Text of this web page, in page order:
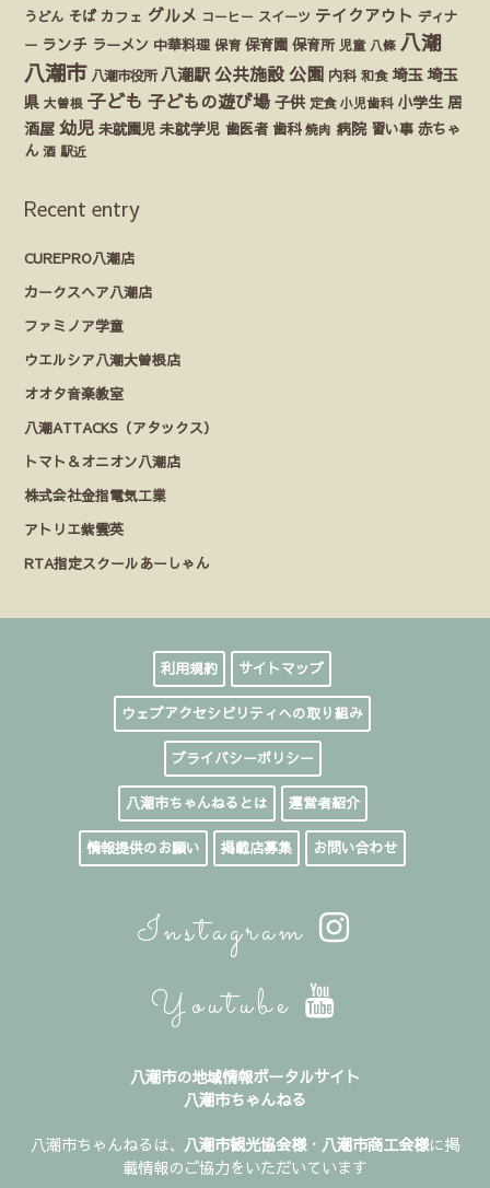
うどん そば カフェ グルメ コーヒー スイーツ テイクアウト ディナ
ー ランチ ラーメン 中華料理 保育 保育園 保育所 児童 八條 八潮
八潮市 八潮市役所 八潮駅 公共施設 公園 内科 和食 埼玉 埼玉
県 大曽根 子ども 子どもの遊び場 子供 定食 小児歯科 小学生 居
酒屋 幼児 未就園児 未就学児 歯医者 歯科 焼肉 病院 習い事 赤ちゃ
ん 酒 駅近
Recent entry
CUREPRO八潮店
カークスヘア八潮店
ファミノア学童
ウエルシア八潮大曽根店
オオタ音楽教室
八潮ATTACKS（アタックス）
トマト＆オニオン八潮店
株式会社金指電気工業
アトリエ紫雲英
RTA指定スクールあーしゃん
利用規約 サイトマップ
ウェブアクセシビリティへの取り組み
プライバシーポリシー
八潮市ちゃんねるとは 運営者紹介
情報提供のお願い 掲載店募集 お問い合わせ
Instagram
Youtube
八潮市の地域情報ポータルサイト
八潮市ちゃんねる
八潮市ちゃんねるは、 八潮市観光協会様・ 八潮市商工会様に掲
載情報のご協力をいただいています